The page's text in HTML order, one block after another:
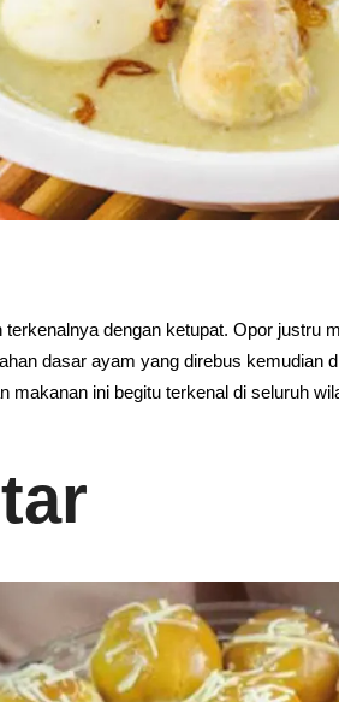
dengan ketupat. Opor justru
dasar ayam yang direbus kemudian
makanan ini begitu terkenal di seluruh